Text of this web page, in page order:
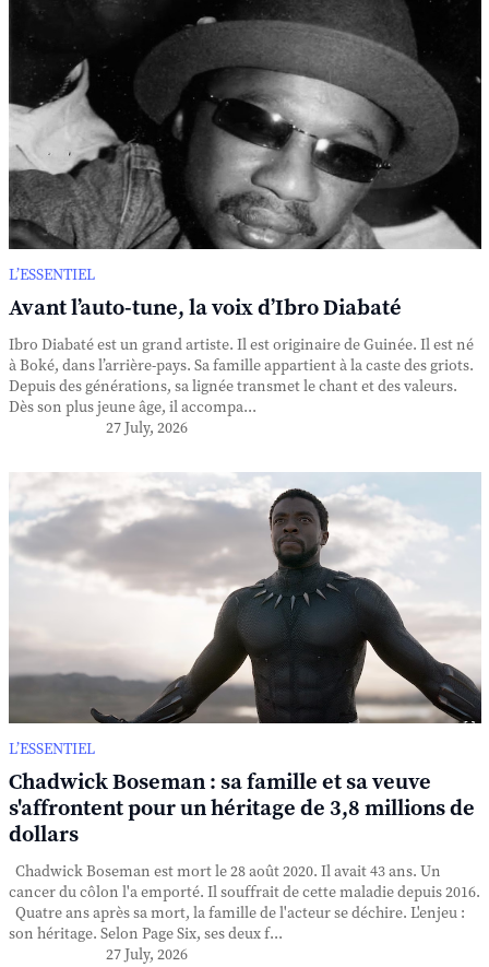
L’ESSENTIEL
Avant l’auto-tune, la voix d’Ibro Diabaté
Ibro Diabaté est un grand artiste. Il est originaire de Guinée. Il est né
à Boké, dans l’arrière-pays. Sa famille appartient à la caste des griots.
Depuis des générations, sa lignée transmet le chant et des valeurs.
Dès son plus jeune âge, il accompa...
27 July, 2026
L’ESSENTIEL
Chadwick Boseman : sa famille et sa veuve
s'affrontent pour un héritage de 3,8 millions de
dollars
Chadwick Boseman est mort le 28 août 2020. Il avait 43 ans. Un
cancer du côlon l'a emporté. Il souffrait de cette maladie depuis 2016.
Quatre ans après sa mort, la famille de l'acteur se déchire. L'enjeu :
son héritage. Selon Page Six, ses deux f...
27 July, 2026